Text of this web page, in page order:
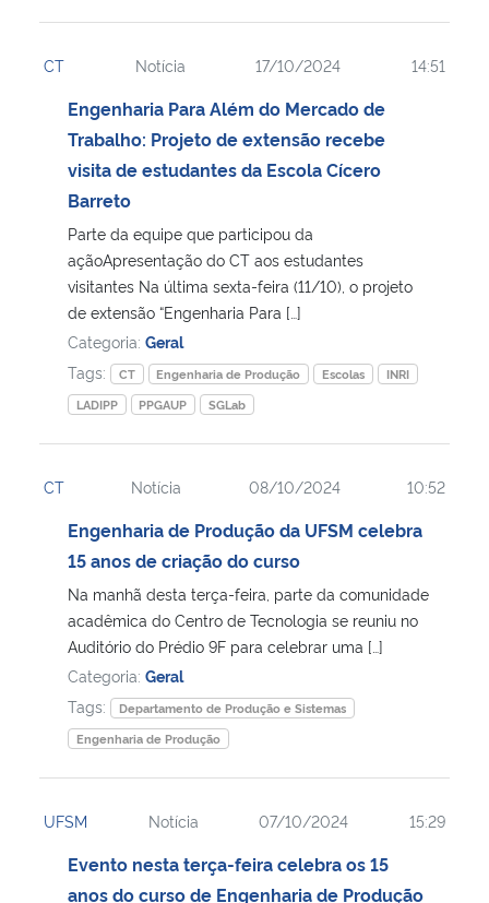
CT Notícia 17/10/2024 14:51
Engenharia Para Além do Mercado de
Trabalho: Projeto de extensão recebe
visita de estudantes da Escola Cícero
Barreto
Parte da equipe que participou da
açãoApresentação do CT aos estudantes
visitantes Na última sexta-feira (11/10), o projeto
de extensão “Engenharia Para […]
Categoria: Geral
Tags:
CT Engenharia de Produção Escolas
INRI
LADIPP
PPGAUP SGLab
CT Notícia 08/10/2024 10:52
Engenharia de Produção da UFSM celebra
15 anos de criação do curso
Na manhã desta terça-feira, parte da comunidade
acadêmica do Centro de Tecnologia se reuniu no
Auditório do Prédio 9F para celebrar uma […]
Categoria: Geral
Tags:
Departamento de Produção e Sistemas
Engenharia de Produção
UFSM Notícia 07/10/2024 15:29
Evento nesta terça-feira celebra os 15
anos do curso de Engenharia de Produção